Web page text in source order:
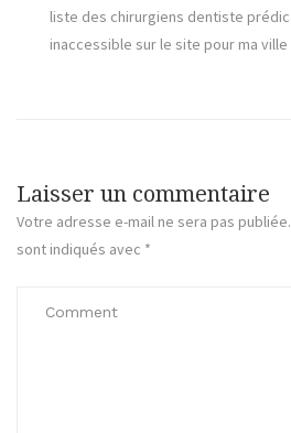
liste des chirurgiens dentiste
inaccessible sur le site pour ma ville
Laisser un commentaire
Votre adresse e-mail ne sera pas publiée.
sont indiqués avec *